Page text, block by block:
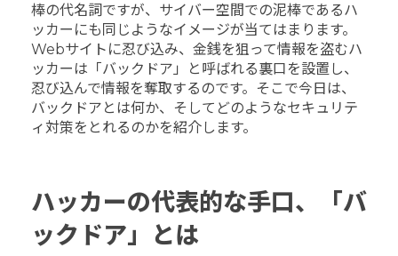
棒の代名詞ですが、サイバー空間での泥棒であるハ
ッカーにも同じようなイメージが当てはまります。
Webサイトに忍び込み、金銭を狙って情報を盗むハ
ッカーは「バックドア」と呼ばれる裏口を設置し、
忍び込んで情報を奪取するのです。そこで今日は、
バックドアとは何か、そしてどのようなセキュリテ
ィ対策をとれるのかを紹介します。
ハッカーの代表的な手口、「バ
ックドア」とは